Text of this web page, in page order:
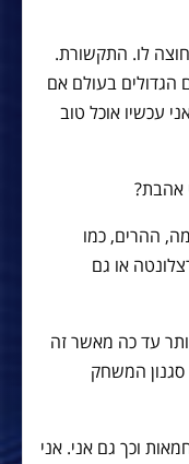
לו. התקשורת.
הגדולים בעולם אם
עכשיו אוכל טוב
אהבת?
ההרים, כמו
או גם
עד כה מאשר זה
המשחק
וכך גם אני. אני